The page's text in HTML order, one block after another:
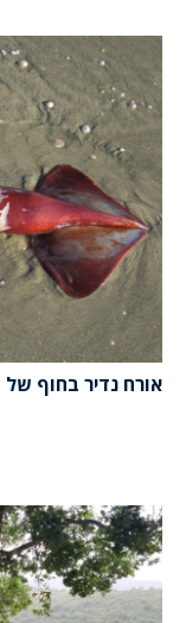
אורח נדיר בחוף